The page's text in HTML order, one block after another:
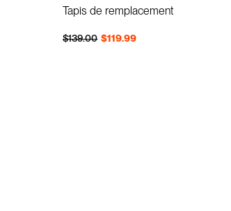
Tapis de remplacement
$119.99
Prix régulier
$139.00
Prix réduit